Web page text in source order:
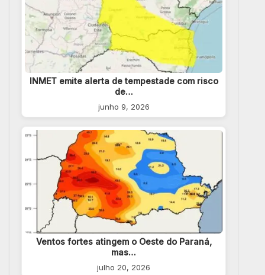
INMET emite alerta de tempestade com risco
de…
junho 9, 2026
Ventos fortes atingem o Oeste do Paraná,
mas…
julho 20, 2026